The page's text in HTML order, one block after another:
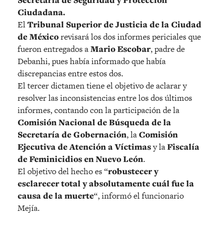
Ciudadana.
ElTribunal Superior de Justicia de la Ciudad
de Méxicorevisará los dos informes periciales que
fueron entregados aMario Escobar, padre de
Debanhi, pues había informado que había
discrepancias entre estos dos.
El tercer dictamen tiene el objetivo de aclarar y
resolver las inconsistencias entre los dos últimos
informes, contando con la participación de la
Comisión Nacional de Búsqueda de la
Secretaría de Gobernación, laComisión
Ejecutiva de Atención a Víctimasy laFiscalía
de Feminicidios en Nuevo León.
El objetivo del hecho es “robustecer y
esclarecer total y absolutamente cuál fue la
causa de la muerte“, informó el funcionario
Mejía.